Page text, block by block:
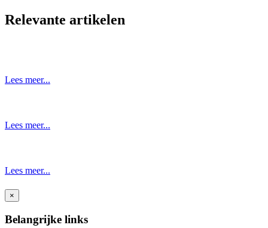
Relevante artikelen
Lees meer...
Lees meer...
Lees meer...
×
Belangrijke links